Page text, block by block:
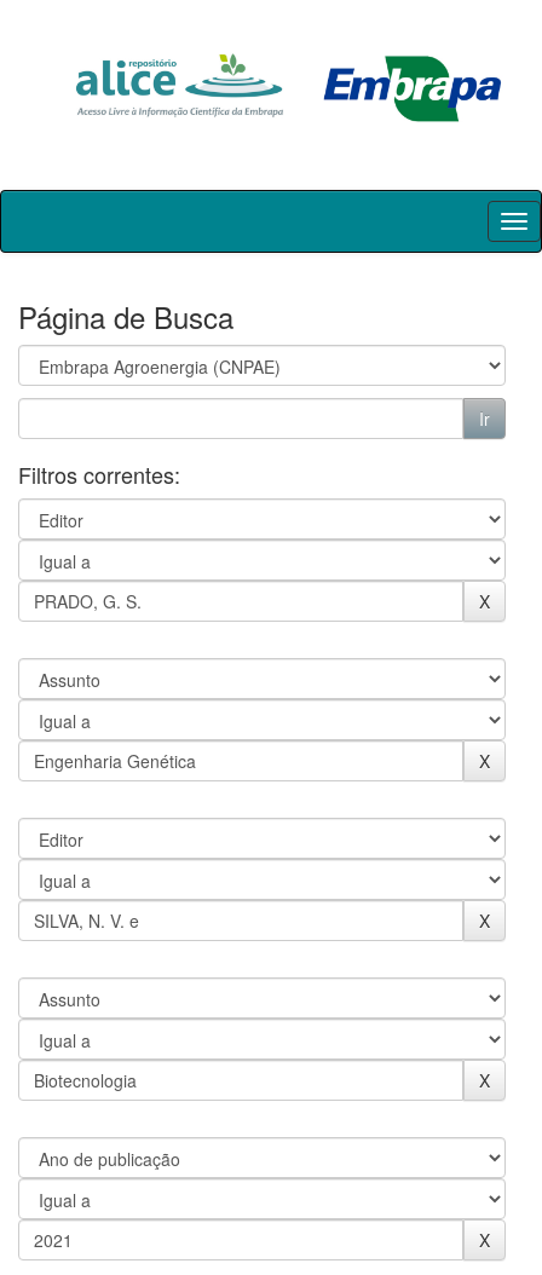
Skip
Página de Busca
Filtros correntes: